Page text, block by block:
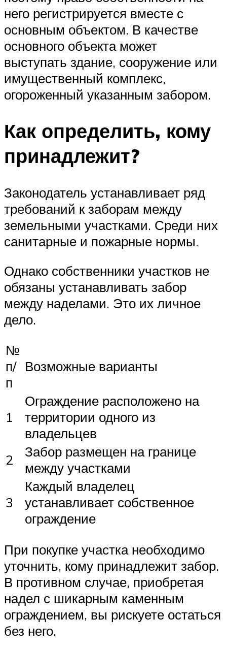
него регистрируется вместе с
основным объектом. В качестве
основного объекта может
выступать здание, сооружение или
имущественный комплекс,
огороженный указанным забором.
Как определить, кому
принадлежит?
Законодатель устанавливает ряд
требований к заборам между
земельными участками. Среди них
санитарные и пожарные нормы.
Однако собственники участков не
обязаны устанавливать забор
между наделами. Это их личное
дело.
№
п/
п
Возможные варианты
1
Ограждение расположено на
территории одного из
владельцев
2
Забор размещен на границе
между участками
3
Каждый владелец
устанавливает собственное
ограждение
При покупке участка необходимо
уточнить, кому принадлежит забор.
В противном случае, приобретая
надел с шикарным каменным
ограждением, вы рискуете остаться
без него.